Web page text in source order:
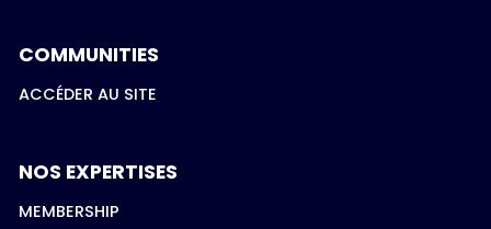
COMMUNITIES
ACCÉDER AU SITE
NOS EXPERTISES
MEMBERSHIP